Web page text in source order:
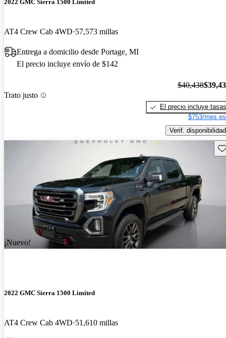
2022 GMC Sierra 1500 Limited
AT4 Crew Cab 4WD 57,573 millas
Entrega a domicilio desde Portage, MI
El precio incluye envío de $142
Trato justo
$40,438
El precio incluye tasas
$753/mes
Verif. disponibilidad
¡Nuevo!
2022 GMC Sierra 1500 Limited
AT4 Crew Cab 4WD 51,610 millas